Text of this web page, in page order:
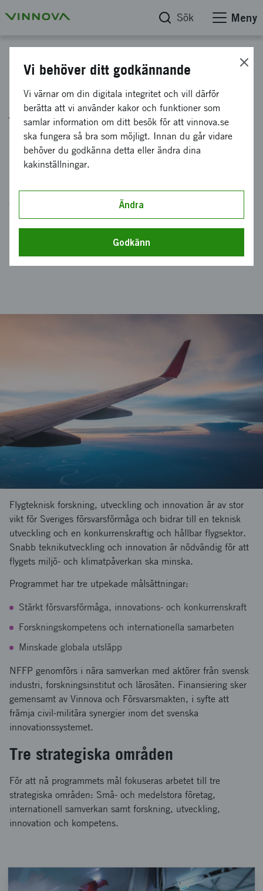
Sök Meny
Nationella flygtekniska
forskningsprogrammet (NFFP)
Nationella flygtekniska forskningsprogrammet
(NFFP) stärker svensk flygindustris
konkurrenskraft och skapar bättre
förutsättningar inom flygteknikområdet i
Sverige. Satsningen bygger på ett
regeringsuppdrag till Vinnova, och genomförs i
samverkan med Försvarsmakten.
Flygteknisk forskning, utveckling och innovation är av stor
vikt för Sveriges försvarsförmåga och bidrar till en teknisk
utveckling och en konkurrenskraftig och hållbar flygsektor.
Snabb teknikutveckling och innovation är nödvändig för att
flygets miljö- och klimatpåverkan ska minska.
Programmet har tre utpekade målsättningar:
Stärkt försvarsförmåga, innovations- och konkurrenskraft
Forskningskompetens och internationella samarbeten
Minskade globala utsläpp
NFFP genomförs i nära samverkan med aktörer från svensk
industri, forskningsinstitut och lärosäten. Finansiering sker
gemensamt av Vinnova och Försvarsmakten, i syfte att
främja civil-militära synergier inom det svenska
innovationssystemet.
Tre strategiska områden
För att nå programmets mål fokuseras arbetet till tre
strategiska områden: Små- och medelstora företag,
internationell samverkan samt forskning, utveckling,
innovation och kompetens.
Vi behöver ditt godkännande
Vi värnar om din digitala integritet och vill därför
berätta att vi använder kakor och funktioner som
samlar information om ditt besök för att vinnova.se
ska fungera så bra som möjligt. Innan du går vidare
behöver du godkänna detta eller ändra dina
kakinställningar.
Ändra
Godkänn